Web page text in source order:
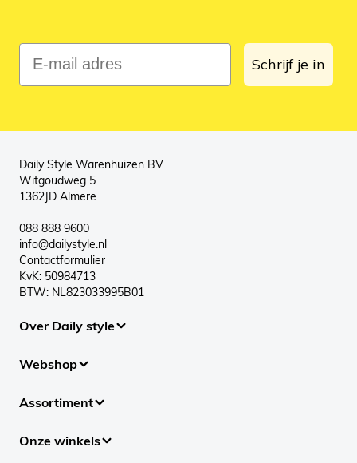
E-mail adres
Schrijf je in
Daily Style Warenhuizen BV
Witgoudweg 5
1362JD Almere
088 888 9600
info@dailystyle.nl
Contactformulier
KvK: 50984713
BTW: NL823033995B01
Over Daily style
Webshop
Assortiment
Onze winkels